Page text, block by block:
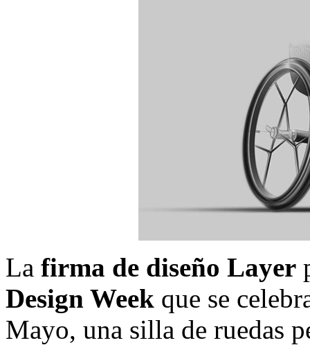
La firma de diseño Layer
Design Week que se
Mayo, una silla de ruedas